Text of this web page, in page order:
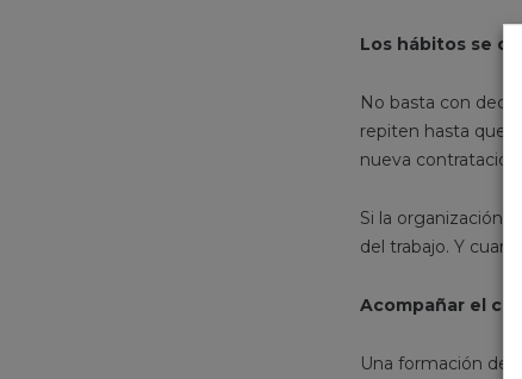
Los hábitos se
No basta con
repiten hasta que
nueva
Si la organización
del trabajo. Y
Acompañar el
Una formación de